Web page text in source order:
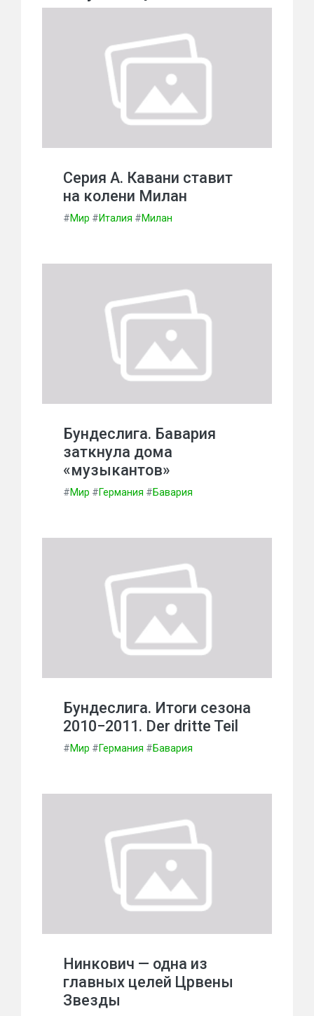
Серия А. Кавани ставит
на колени Милан
#Мир #Италия #Милан
Бундеслига. Бавария
заткнула дома
«музыкантов»
#Мир #Германия #Бавария
Бундеслига. Итоги сезона
2010−2011. Der dritte Teil
#Мир #Германия #Бавария
Нинкович — одна из
главных целей Црвены
Звезды